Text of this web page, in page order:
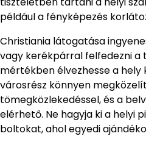
például a fényképezés
Christiania látogatása
vagy kerékpárral felfedezni a
mértékben élvezhesse a hely
városrész könnyen
tömegközlekedéssel, és a
elérhető. Ne hagyja ki a helyi
boltokat, ahol egyedi